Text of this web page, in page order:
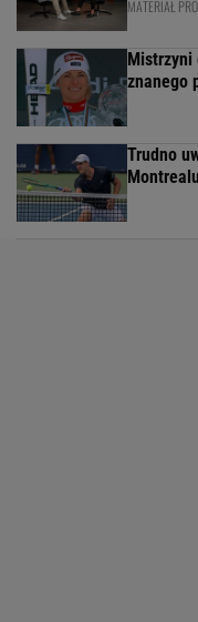
MATERIAŁ
znanego
Trudno